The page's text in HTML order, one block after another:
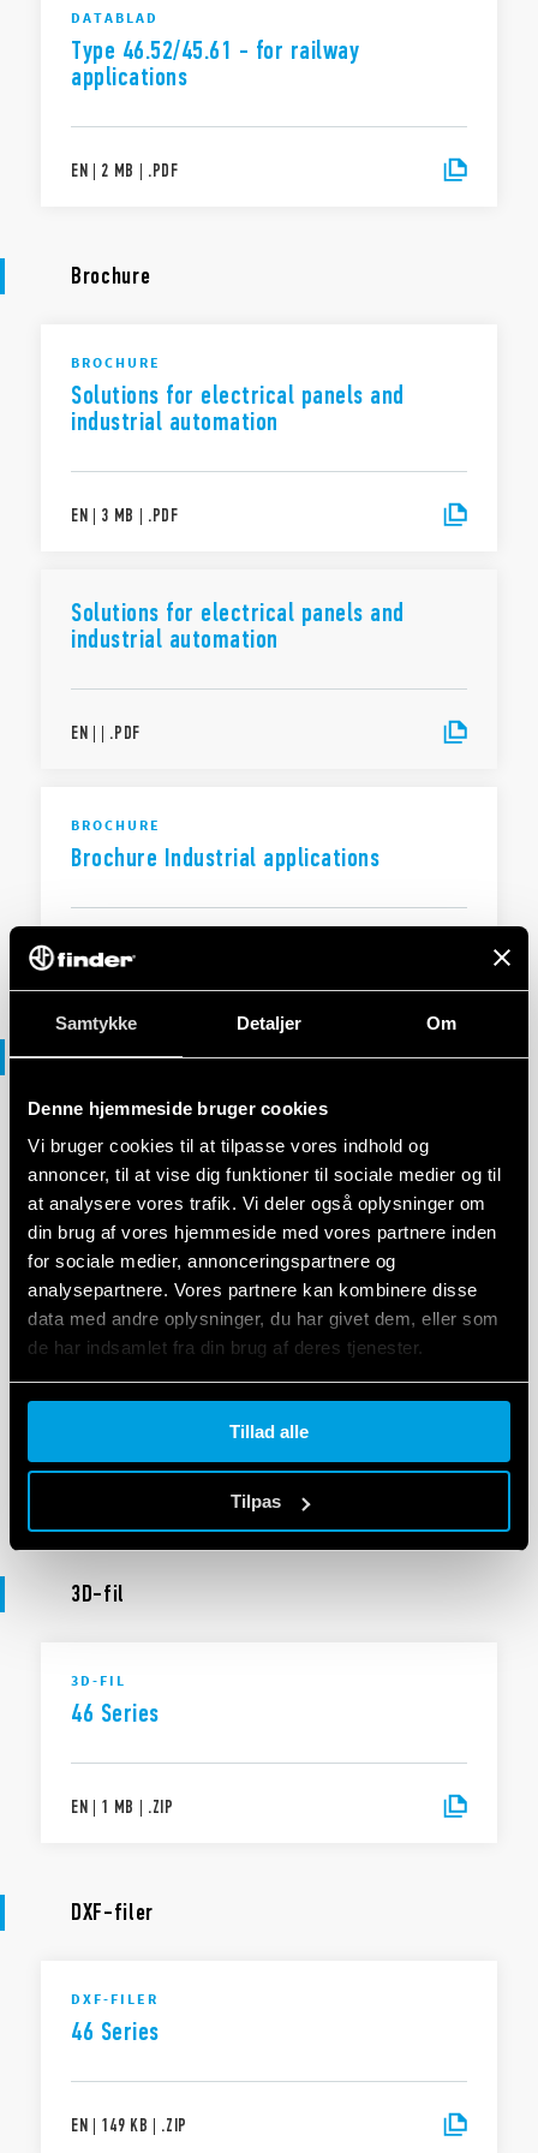
Samtykke Detaljer Om
Denne hjemmeside bruger cookies
Vi bruger cookies til at tilpasse vores indhold og
annoncer, til at vise dig funktioner til sociale medier og til
at analysere vores trafik. Vi deler også oplysninger om
din brug af vores hjemmeside med vores partnere inden
for sociale medier, annonceringspartnere og
analysepartnere. Vores partnere kan kombinere disse
data med andre oplysninger, du har givet dem, eller som
de har indsamlet fra din brug af deres tjenester.
Cookie policy.
Tillad alle
Tilpas
DATABLAD
Type 46.52/45.61 - for railway
applications
EN | 2 MB | .PDF
Brochure
BROCHURE
Solutions for electrical panels and
industrial automation
EN | 3 MB | .PDF
Solutions for electrical panels and
industrial automation
EN | | .PDF
BROCHURE
Brochure Industrial applications
EN || .PDF
Overensstemmelseserklæring
DECLARATION OF CONFORMITY - UKCA
UKCA 46 Series
EN|| . PDF
OVERENSSTEMMELSESERKLÆRING EU
DoC 46 Series
3D-fil
3D-FIL
46 Series
EN | 1 MB | .ZIP
DXF-filer
DXF-FILER
46 Series
EN | 149 KB | .ZIP